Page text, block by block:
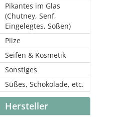
Pikantes im Glas
(Chutney, Senf,
Eingelegtes, Soßen)
Pilze
Seifen & Kosmetik
Sonstiges
Süßes, Schokolade, etc.
Hersteller